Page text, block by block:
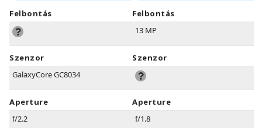
Felbontás
Szenzor
GalaxyCore GC8034
Aperture
f/2.2
Felbontás
13 MP
Szenzor
Aperture
f/1.8